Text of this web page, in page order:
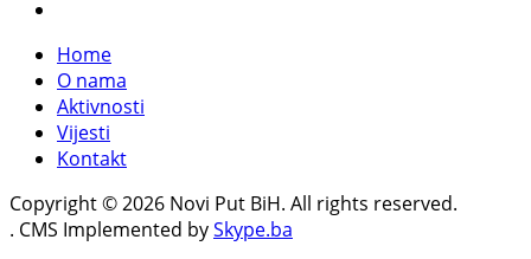
Home
O nama
Aktivnosti
Vijesti
Kontakt
Copyright © 2026 Novi Put BiH. All rights reserved.
. CMS Implemented bySkype.ba